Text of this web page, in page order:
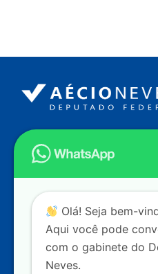
Endereço
Câmara dos Deputados
Ed.
Contato
+55 (61) 3215-5964
+55 (31) 3261-0121
Olá! Seja bem-
Aqui você pode
com o gabinete do
Neves.